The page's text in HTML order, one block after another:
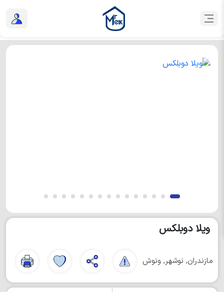
ویلا دوبلکس
مازندران, نوشهر, ونوش